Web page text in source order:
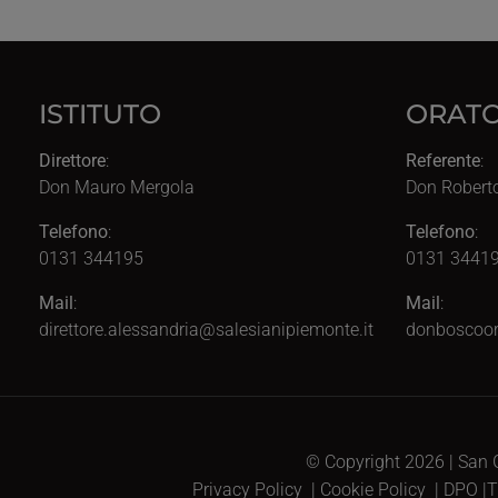
ISTITUTO
Direttore:
Don Mauro Mergola
Telefono:
0131 344195
Mail :
direttore.alessandria@salesianipiemonte.it
Referente:
Don
Telefono:
0131
Mail :
© Copyright 2026 | San
Privacy Policy | Cookie Policy | DPO |